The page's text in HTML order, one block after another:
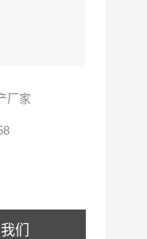
厂家
们